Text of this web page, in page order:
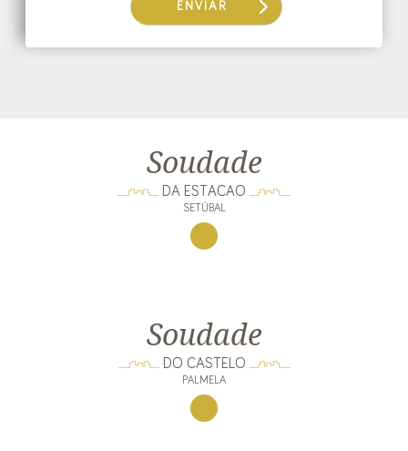
Soudade
DA ESTACAO
SETÚBAL
Soudade
DO CASTELO
PALMELA